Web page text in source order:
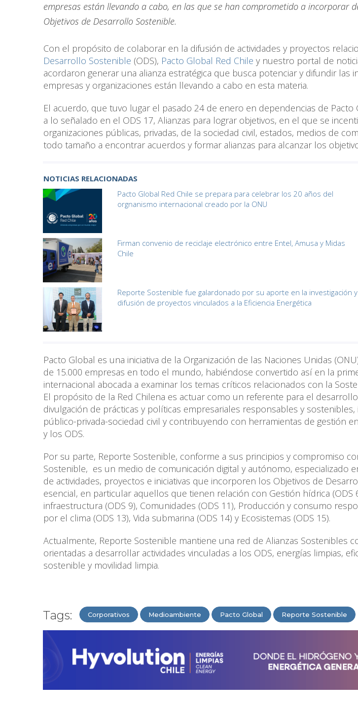
empresas están llevando a cabo, en las que se han comprometido a incorporar
Objetivos de Desarrollo Sostenible.
Con el propósito de colaborar en la difusión de actividades y proyectos
Desarrollo Sostenible (ODS), Pacto Global Red Chile y nuestro portal de
acordaron generar una alianza estratégica que busca potenciar y difundir las
empresas y organizaciones están llevando a cabo en esta materia.
El acuerdo, que tuvo lugar el pasado 24 de enero en dependencias de Pacto
a lo señalado en el ODS 17, Alianzas para lograr objetivos, en el que se
organizaciones públicas, privadas, de la sociedad civil, estados, medios de
todo tamaño a encontrar acuerdos y formar alianzas para alcanzar los
NOTICIAS RELACIONADAS
Pacto Global Red Chile se prepara para celebrar los 20 años del
orgnanismo internacional creado por la ONU
Firman convenio de reciclaje electrónico entre Entel, Amusa y Midas
Chile
Reporte Sostenible fue galardonado por su aporte en la investigación y
difusión de proyectos vinculados a la Eficiencia Energética
Pacto Global es una iniciativa de la Organización de las Naciones Unidas
de 15.000 empresas en todo el mundo, habiéndose convertido así en la
internacional abocada a examinar los temas críticos relacionados con la
El propósito de la Red Chilena es actuar como un referente para el
divulgación de prácticas y políticas empresariales responsables y
público-privada-sociedad civil y contribuyendo con herramientas de gestión
y los ODS.
Por su parte, Reporte Sostenible, conforme a sus principios y compromiso
Sostenible, es un medio de comunicación digital y autónomo, especializado
de actividades, proyectos e iniciativas que incorporen los Objetivos de
esencial, en particular aquellos que tienen relación con Gestión hídrica (ODS
infraestructura (ODS 9), Comunidades (ODS 11), Producción y consumo
por el clima (ODS 13), Vida submarina (ODS 14) y Ecosistemas (ODS 15).
Actualmente, Reporte Sostenible mantiene una red de Alianzas Sostenibles
orientadas a desarrollar actividades vinculadas a los ODS, energías limpias,
sostenible y movilidad limpia.
Tags: Corporativos Medioambiente Pacto Global Reporte Sostenible